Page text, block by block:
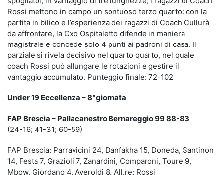
Rossi mettono in campo un sontuoso terzo quarto: con la
partita in bilico e l’esperienza dei ragazzi di Coach Cullurà
da affrontare, la Cxo Ospitaletto difende in maniera
magistrale e concede solo 4 punti ai padroni di casa. Il
parziale si rivela decisivo nel quarto quarto, nel quale
coach Rossi può allungare le rotazioni e gestire il
vantaggio accumulato. Punteggio finale: 72-102
Under 19 Eccellenza – 8°giornata
FAP Brescia – Pallacanestro Bernareggio 99 88-83
(24-16; 41-31; 60-59)
FAP Brescia: Parravicini 24, Danfakha 15, Doneda, Santinon
14, Festa 7, Grazioli 7, Zanardini, Comparoni, Toure 9,
Mbow, Giordano 4, Averoldi 8. All.re: Rossi